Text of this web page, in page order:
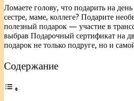
Ломаете голову, что подарить на
сестре, маме, коллеге? Подарите
полезный подарок — участие в
выбрав Подарочный сертификат на
подарок не только подруге, но и
Содержание